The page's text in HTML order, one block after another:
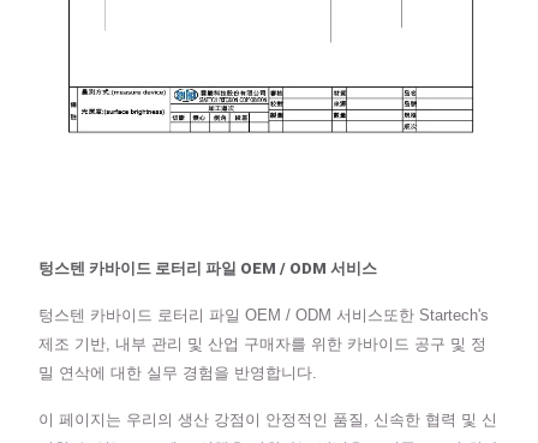
텅스텐 카바이드 로터리 파일 OEM / ODM 서비스
텅스텐 카바이드 로터리 파일 OEM / ODM 서비스또한 Startech's
제조 기반, 내부 관리 및 산업 구매자를 위한 카바이드 공구 및 정
밀 연삭에 대한 실무 경험을 반영합니다.
이 페이지는 우리의 생산 강점이 안정적인 품질, 신속한 협력 및 신